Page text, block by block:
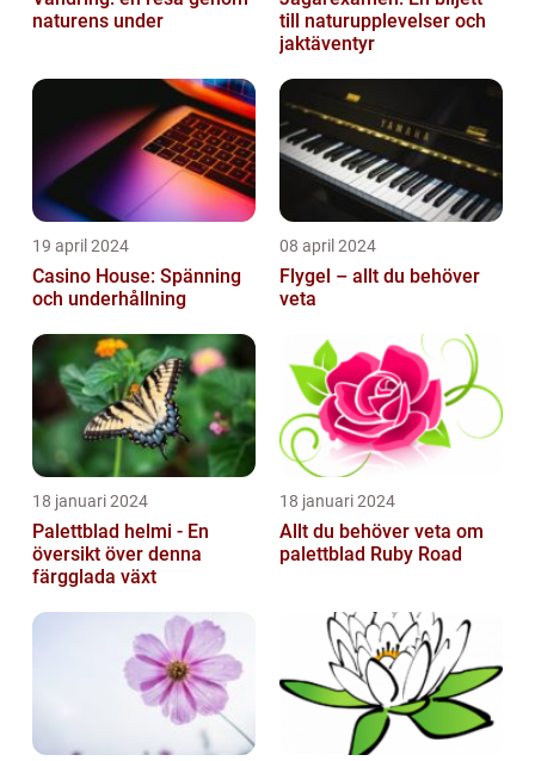
naturens under
till naturupplevelser och
jaktäventyr
19 april 2024
Casino House: Spänning
och underhållning
08 april 2024
Flygel – allt du behöver
veta
18 januari 2024
Palettblad helmi - En
översikt över denna
färgglada växt
18 januari 2024
Allt du behöver veta om
palettblad Ruby Road